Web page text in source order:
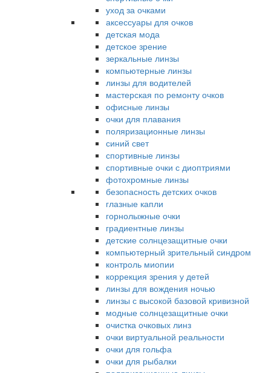
уход за очками
аксессуары для очков
детская мода
детское зрение
зеркальные линзы
компьютерные линзы
линзы для водителей
мастерская по ремонту очков
офисные линзы
очки для плавания
поляризационные линзы
синий свет
спортивные линзы
спортивные очки с диоптриями
фотохромные линзы
безопасность детских очков
глазные капли
горнолыжные очки
градиентные линзы
детские солнцезащитные очки
компьютерный зрительный синдром
контроль миопии
коррекция зрения у детей
линзы для вождения ночью
линзы с высокой базовой кривизной
модные солнцезащитные очки
очистка очковых линз
очки виртуальной реальности
очки для гольфа
очки для рыбалки